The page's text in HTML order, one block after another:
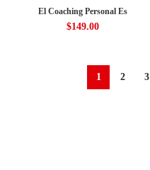
El Coaching Personal Es
$149.00
1 2 3